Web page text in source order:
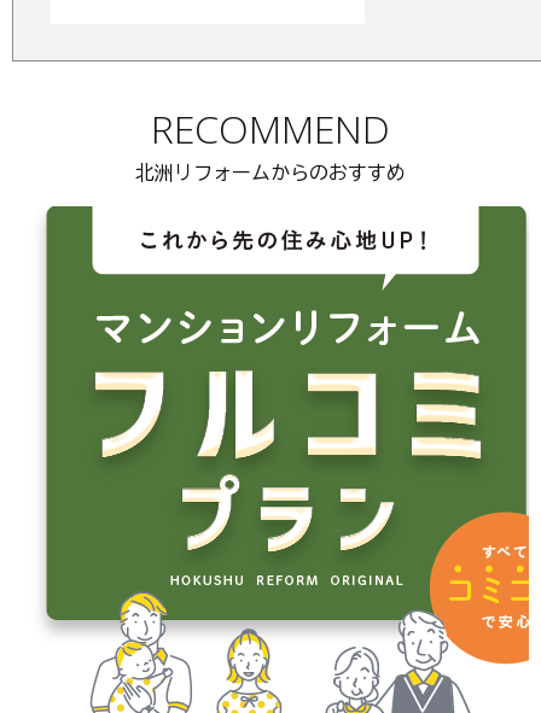
RECOMMEND
北洲リフォームからのおすすめ